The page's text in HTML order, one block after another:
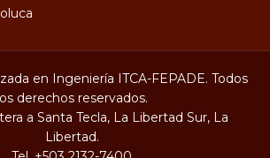
en Ingeniería ITCA-FEPADE. Todos
derechos reservados.
a Santa Tecla, La Libertad Sur, La
Libertad.